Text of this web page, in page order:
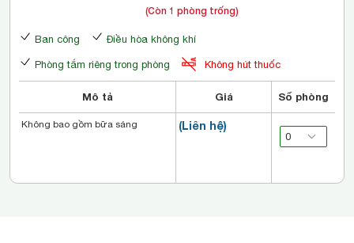
(Còn 1 phòng trống)
Ban công Điều hòa không khí
Phòng tắm riêng trong phòng Không hút thuốc
Mô tả Giá Số phòng
(Liên hệ)
Không bao gồm bữa sáng